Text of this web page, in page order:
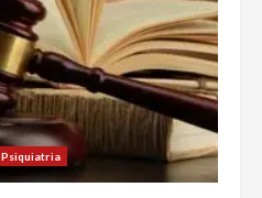
Psiquiatria